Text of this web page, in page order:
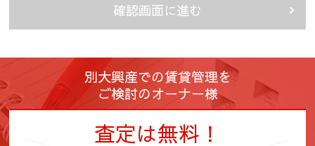
るために個人情報を利用します。
(3) 上記(1)の利用目的の達成に必要な範囲での、個人情報の第三者
(4) 上記(1)の業務及び情報、サービスの提供のための郵便物、電
話、電子メール等による営業活動。
(5) 情報、サービスの提供については、ご本人からの申し出があり
ましたら、利用を停止致します。
(6) 個人情報保護のため、当社が以前から保有しています個人情報
の利用にあたっては、本人の同意を得たうえでご利用させて頂
確認画面に進む
別大興産での賃貸管理を
ご検討のオーナー様
査定は無料！